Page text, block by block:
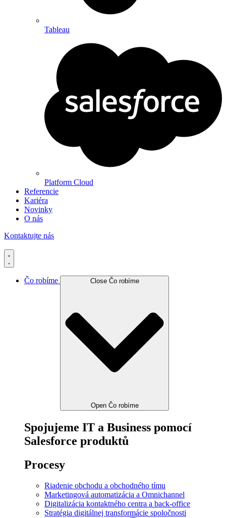
Tableau
Platform Cloud
Referencie
Kariéra
Novinky
O nás
Kontaktujte nás
Čo robíme Close Čo robíme
Open Čo robíme
Spojujeme IT a Business pomocí
Salesforce produktů
Procesy
Riadenie obchodu a obchodného tímu
Marketingová automatizácia a Omnichannel
Digitalizácia kontaktného centra a back-office
Stratégia digitálnej transformácie spoločnosti